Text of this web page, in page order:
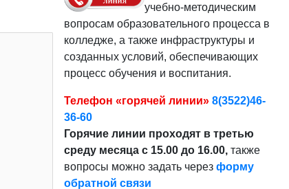
учебно-методическим
вопросам образовательного процесса в
колледже, а также инфраструктуры и
созданных условий, обеспечивающих
процесс обучения и воспитания.
Телефон «горячей линии» 8(3522)46-
36-60
Горячие линии проходят в третью
среду месяца с 15.00 до 16.00, также
вопросы можно задать через форму
обратной связи